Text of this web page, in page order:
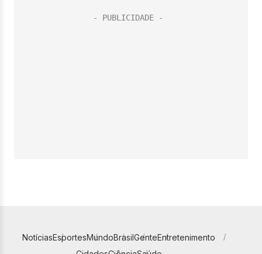
NotíciasEsportesMundoBrasilGenteEntretenimento